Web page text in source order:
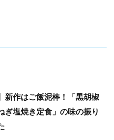
新作はご飯泥棒！「黒胡椒
ぎ塩焼き定食」の味の振り